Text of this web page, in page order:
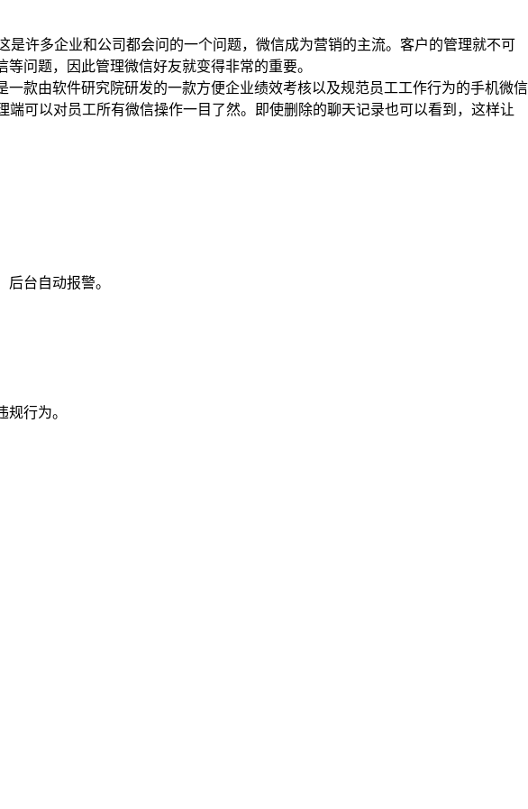
许多企业和公司都会问的一个问题，微信成为营销的主流。客户的管理就不可
等问题，因此管理微信好友就变得非常的重要。
由软件研究院研发的一款方便企业绩效考核以及规范员工工作行为的手机微信
可以对员工所有微信操作一目了然。即使删除的聊天记录也可以看到，这样让
台自动报警。
行为。